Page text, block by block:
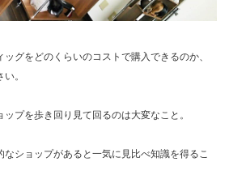
グをどのくらいのコストで購入できるのか、
。
プを歩き回り見て回るのは大変なこと。
なショップがあると一気に見比べ知識を得るこ